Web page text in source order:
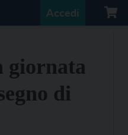
Accedi
giornata
di